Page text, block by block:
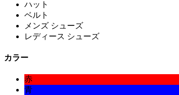
ハット
ベルト
メンズ シューズ
レディース シューズ
カラー
赤
青